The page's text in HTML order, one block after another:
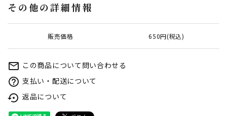
その他の詳細情報
販売価格 650円(税込)
mail_outline この商品について問い合わせる
help_outline 支払い・配送について
settings_backup_restore 返品について